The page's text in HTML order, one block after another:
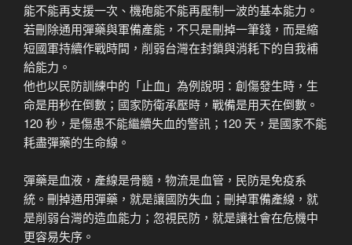
能不能再支援一次、機砲能不能再壓制一波的基本能力。
若刪除通用彈藥與軍備產能，不只是刪掉一筆錢，而是縮
短國軍持續作戰時間，削弱台灣在封鎖與消耗下的自我補
給能力。
他也以民防訓練中的「止血」為例說明：創傷發生時，生
命是用秒在倒數；國家防衛承壓時，戰備是用天在倒數。
120 秒，是傷患不能繼續失血的警訊；120 天，是國家不能
耗盡彈藥的生命線。
彈藥是血液，產線是骨髓，物流是血管，民防是免疫系
統。刪掉通用彈藥，就是讓國防失血；刪掉軍備產線，就
是削弱台灣的造血能力；忽視民防，就是讓社會在危機中
更容易失序。